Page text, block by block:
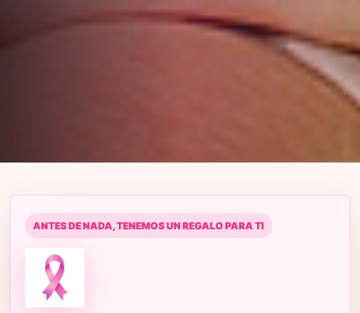
ANTES DE NADA, TENEMOS UN REGALO PARA TI